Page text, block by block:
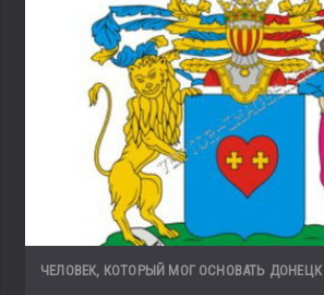
ЧЕЛОВЕК, КОТОРЫЙ МОГ ОСНОВАТЬ ДОНЕЦК